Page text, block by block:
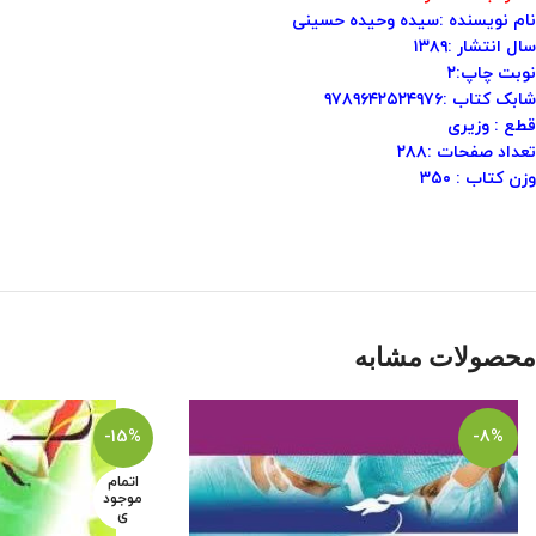
نام نویسنده :سیده وحیده حسینی
سال انتشار :۱۳۸۹
نوبت چاپ:۲
شابک کتاب :۹۷۸۹۶۴۲۵۲۴۹۷۶
قطع : وزیری
تعداد صفحات :۲۸۸
وزن کتاب : ۳۵۰
محصولات مشابه
-8%
-15%
اتمام
موجود
ی